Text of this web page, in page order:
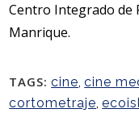
Centro Integrado de
Manrique.
TAGS: cine,cine
cortometraje,